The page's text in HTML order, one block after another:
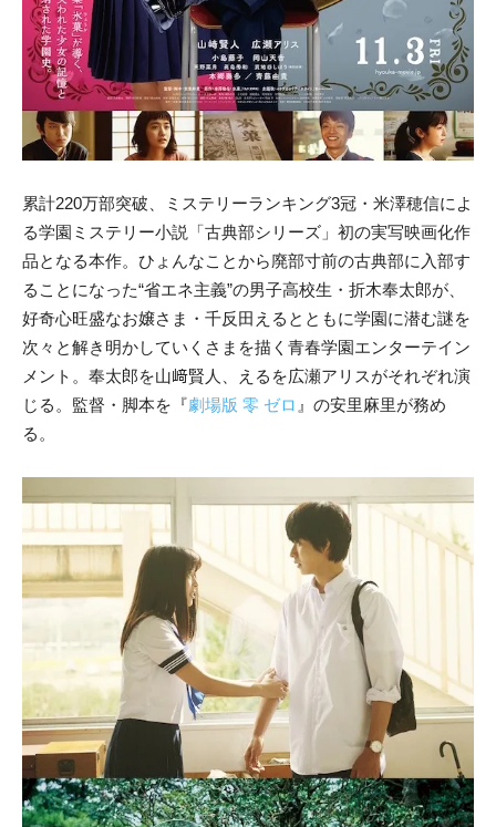
累計220万部突破、ミステリーランキング3冠・米澤穂信によ
る学園ミステリー小説「古典部シリーズ」初の実写映画化作
品となる本作。ひょんなことから廃部寸前の古典部に入部す
ることになった“省エネ主義”の男子高校生・折木奉太郎が、
好奇心旺盛なお嬢さま・千反田えるとともに学園に潜む謎を
次々と解き明かしていくさまを描く青春学園エンターテイン
メント。奉太郎を山﨑賢人、えるを広瀬アリスがそれぞれ演
じる。監督・脚本を『劇場版 零 ゼロ 』の安里麻里が務め
る。